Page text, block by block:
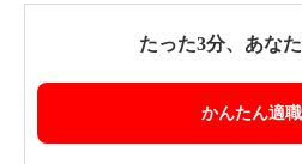
たった3分、あな
かんたん適